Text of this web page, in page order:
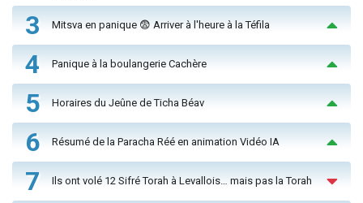
3 Mitsva en panique 😨 Arriver à l'heure à la Téfila
4 Panique à la boulangerie Cachère
5 Horaires du Jeûne de Ticha Béav
6 Résumé de la Paracha Réé en animation Vidéo IA
7 Ils ont volé 12 Sifré Torah à Levallois… mais pas la Torah